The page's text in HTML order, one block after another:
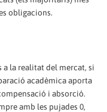
obligacions.
a la realitat del mercat, si
acadèmica aporta
i absorció.
amb les pujades 0,